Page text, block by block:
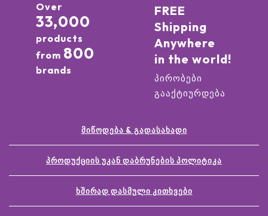
Over
33,000
products
from 800
brands
FREE
Shipping
Anywhere
in the world!
პირობები
გააქტიურდება
ᲛᲘᲬᲝᲓᲔᲑᲐ & ᲒᲐᲓᲐᲡᲐᲮᲐᲓᲘ
ᲞᲠᲝᲓᲣᲥᲪᲘᲘᲡ ᲣᲙᲐᲜ ᲓᲐᲑᲠᲣᲜᲔᲑᲘᲡ ᲞᲝᲚᲘᲢᲘᲙᲐ
ᲮᲨᲘᲠᲐᲓ ᲓᲐᲡᲛᲣᲚᲘ ᲙᲘᲗᲮᲕᲔᲑᲘ